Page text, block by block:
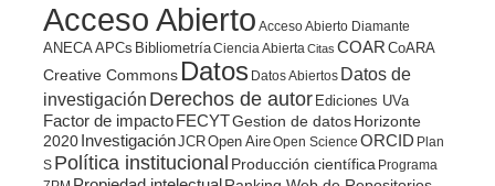
Acceso Abierto Acceso Abierto Diamante
ANECAAPCs BibliometríaCiencia Abierta Citas COAR CoARA
Creative Commons Datos Datos Abiertos Datos de
investigación Derechos de autor Ediciones UVa
Factor de impacto FECYTGestion de datosHorizonte
2020 InvestigaciónJCROpen AireOpen Science ORCID Plan
S Política institucional Producción científica Programa